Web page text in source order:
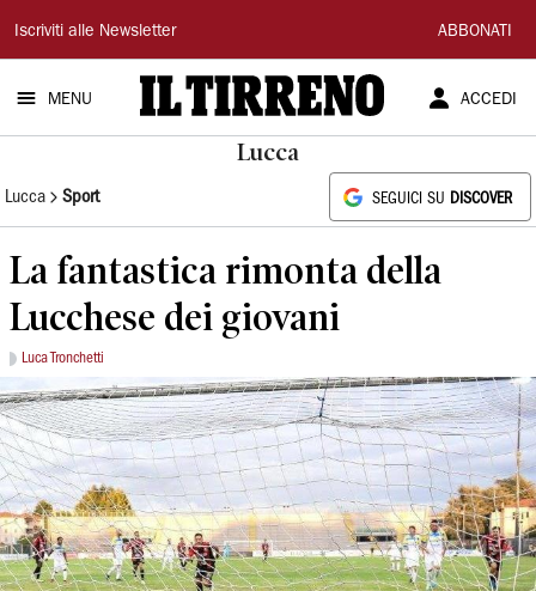
Il
Tirreno
Iscriviti alle Newsletter ABBONATI
MENU ACCEDI
Lucca
Lucca Sport SEGUICI SU DISCOVER
La fantastica rimonta della
Lucchese dei giovani
Luca Tronchetti